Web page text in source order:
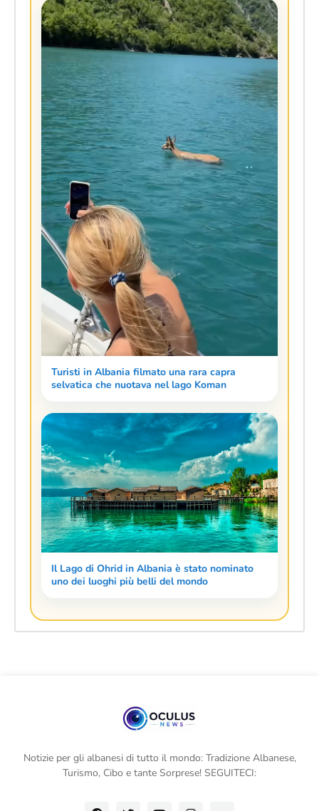
Turisti in Albania filmato una rara capra
selvatica che nuotava nel lago Koman
Il Lago di Ohrid in Albania è stato nominato
uno dei luoghi più belli del mondo
Notizie per gli albanesi di tutto il mondo: Tradizione Albanese,
Turismo, Cibo e tante Sorprese! SEGUITECI: